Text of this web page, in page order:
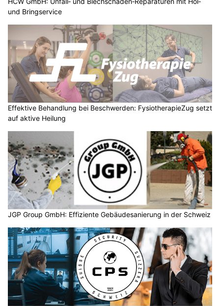
und Bringservice
Effektive Behandlung bei Beschwerden: FysiotherapieZug setzt
auf aktive Heilung
JGP Group GmbH: Effiziente Gebäudesanierung in der Schweiz